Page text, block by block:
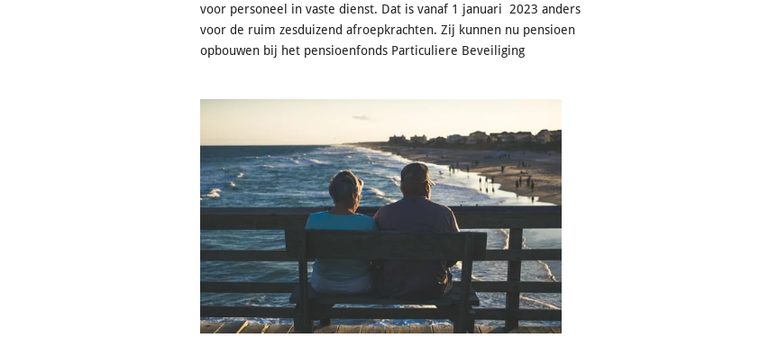
voor personeel in vaste dienst. Dat is vanaf 1 januari 2023 anders
voor de ruim zesduizend afroepkrachten. Zij kunnen nu pensioen
opbouwen bij het pensioenfonds Particuliere Beveiliging